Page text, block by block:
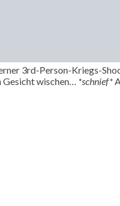
3rd-Person-Kriegs-
Gesicht wischen… *schnief*